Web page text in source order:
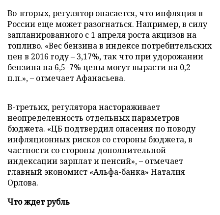
Во-вторых, регулятор опасается, что инфляция в
России еще может разогнаться. Например, в силу
запланированного с 1 апреля роста акцизов на
топливо. «Вес бензина в индексе потребительских
цен в 2016 году – 3,17%, так что при удорожании
бензина на 6,5–7% цены могут вырасти на 0,2
п.п.», – отмечает Афанасьева.
В-третьих, регулятора настораживает
неопределенность отдельных параметров
бюджета. «ЦБ подтвердил опасения по поводу
инфляционных рисков со стороны бюджета, в
частности со стороны дополнительной
индексации зарплат и пенсий», – отмечает
главный экономист «Альфа-банка» Наталия
Орлова.
Что ждет рубль